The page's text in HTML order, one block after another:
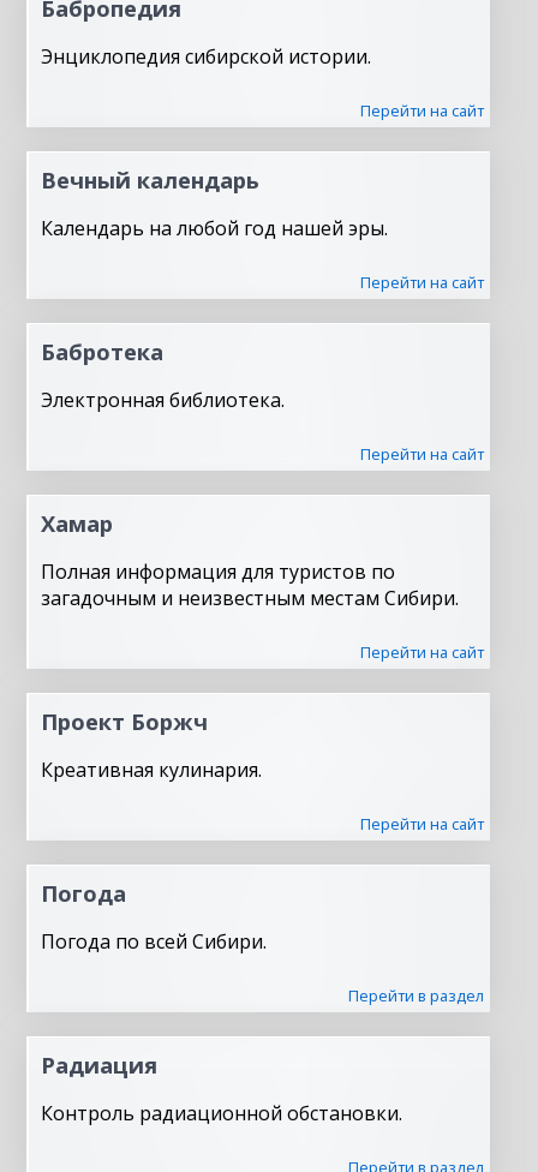
Бабропедия
Энциклопедия сибирской истории.
Перейти на сайт
Вечный календарь
Календарь на любой год нашей эры.
Перейти на сайт
Бабротека
Электронная библиотека.
Перейти на сайт
Хамар
Полная информация для туристов по
загадочным и неизвестным местам Сибири.
Перейти на сайт
Проект Боржч
Креативная кулинария.
Перейти на сайт
Погода
Погода по всей Сибири.
Перейти в раздел
Радиация
Контроль радиационной обстановки.
Перейти в раздел